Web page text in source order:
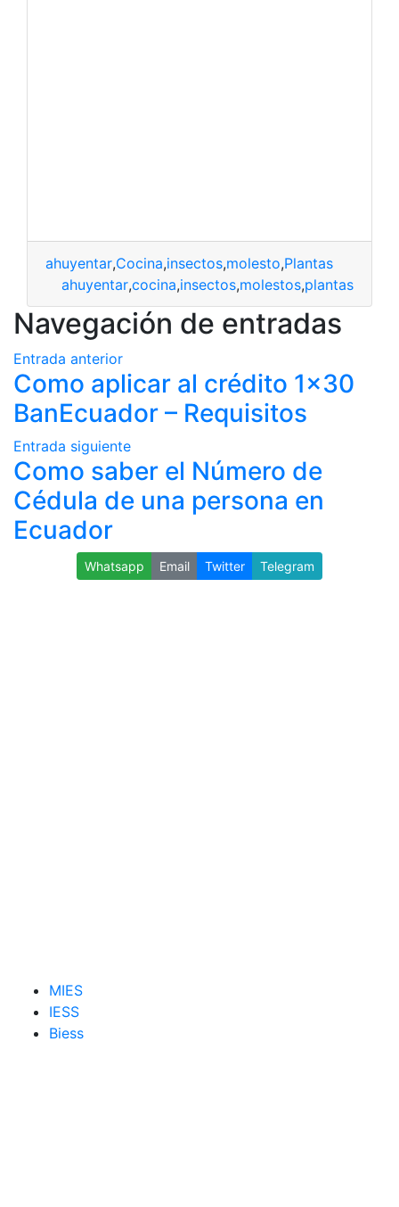
ahuyentar,Cocina,insectos,molesto,Plantas
ahuyentar,cocina,insectos,molestos,plantas
Navegación de entradas
Entrada anterior
Como aplicar al crédito 1×30
BanEcuador – Requisitos
Entrada siguiente
Como saber el Número de
Cédula de una persona en
Ecuador
Whatsapp Email Twitter Telegram
MIES
IESS
Biess